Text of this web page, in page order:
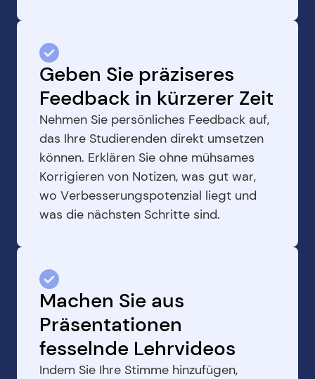
Geben Sie präziseres
Feedback in kürzerer Zeit
Nehmen Sie persönliches Feedback auf,
das Ihre Studierenden direkt umsetzen
können. Erklären Sie ohne mühsames
Korrigieren von Notizen, was gut war,
wo Verbesserungspotenzial liegt und
was die nächsten Schritte sind.
Machen Sie aus
Präsentationen
fesselnde Lehrvideos
Indem Sie Ihre Stimme hinzufügen,